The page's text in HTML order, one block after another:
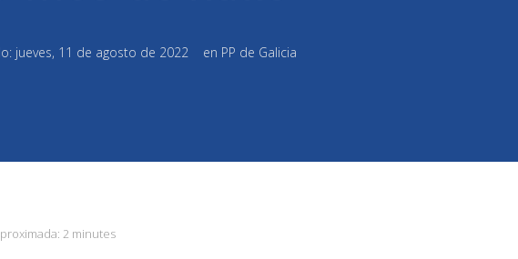
jueves, 11 de agosto de 2022 en PP de Galicia
2 minutes